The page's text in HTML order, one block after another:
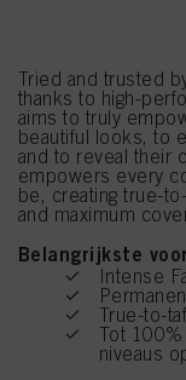
Tried and trusted
thanks to high-
aims to truly
beautiful looks, to
and to reveal their
empowers every
be, creating true-
and maximum
Belangrijkste
Intense
True-to-
Tot
niveaus